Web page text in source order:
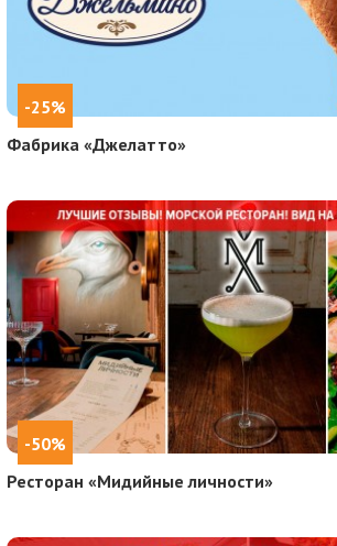
-25%
Фабрика «Джелатто»
-50%
Ресторан «Мидийные личности»